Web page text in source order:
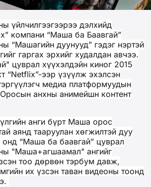
үйлчилгээгээрээ дэлхийд
компани “Маша ба Баавгай”
“Машагийн дуунууд” гэдэг нэртэй
гаргах эрхийг худалдан авчээ.
цуврал хүүхэлдэйн киног 2015
“Netflix”-ээр үзүүлж эхэлсэн
медиа платформуудын
анхны анимейшн контент
анги бүрт Маша орос
аянд тааруулан хөгжилтэй дуу
“Маша ба баавгай” цуврал
"Маша+агшаамал" ангийг
тоо дөрвөн тэрбум давж,
их үзсэн таван видеоны тоонд